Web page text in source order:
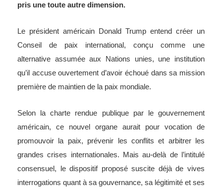
pris une toute autre dimension.
Le président américain Donald Trump entend créer un
Conseil de paix international, conçu comme une
alternative assumée aux Nations unies, une institution
qu’il accuse ouvertement d’avoir échoué dans sa mission
première de maintien de la paix mondiale.
Selon la charte rendue publique par le gouvernement
américain, ce nouvel organe aurait pour vocation de
promouvoir la paix, prévenir les conflits et arbitrer les
grandes crises internationales. Mais au-delà de l’intitulé
consensuel, le dispositif proposé suscite déjà de vives
interrogations quant à sa gouvernance, sa légitimité et ses